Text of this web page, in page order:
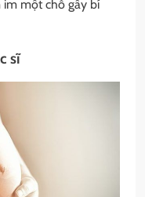
im một chỗ gây bí
sĩ